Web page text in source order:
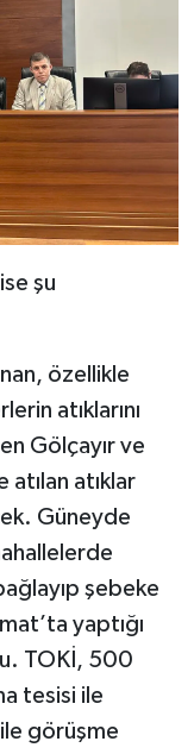
şu
özellikle
atıklarını
Gölçayır ve
atılan atıklar
Güneyde
şebeke
yaptığı
TOKİ, 500
tesisi ile
görüşme